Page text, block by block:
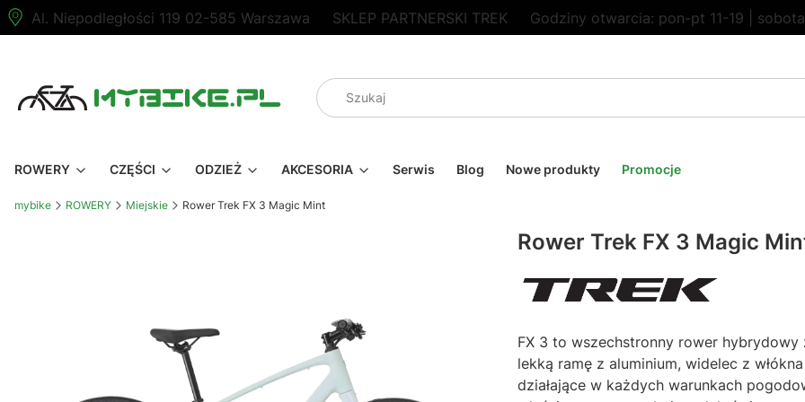
Al. Niepodległości 119 02-585 Warszawa SKLEP PARTNERSKI TREK Godziny otwarcia: pon-pt 11-19 |
ROWERY CZĘŚCI ODZIEŻ AKCESORIA Serwis Blog Nowe produkty Promocje
mybike ROWERY Miejskie Rower Trek FX 3 Magic Mint
Rower Trek FX 3 Magic
FX 3 to wszechstronny rower
lekką ramę z aluminium, widelec z
działające w każdych warunkach